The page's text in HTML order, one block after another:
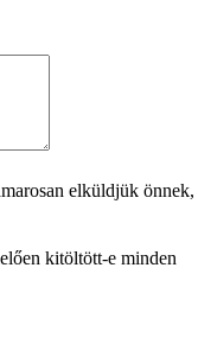
elküldjük önnek,
kitöltött-e minden